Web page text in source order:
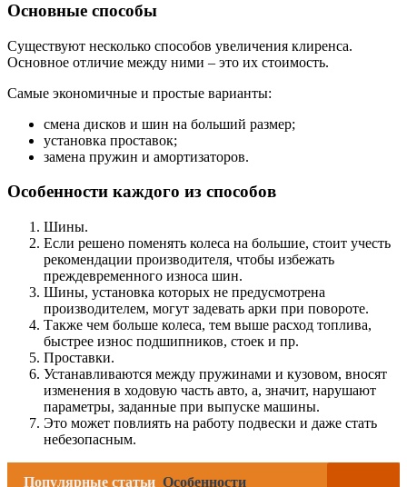
Основные способы
Существуют несколько способов увеличения клиренса.
Основное отличие между ними – это их стоимость.
Самые экономичные и простые варианты:
смена дисков и шин на больший размер;
установка проставок;
замена пружин и амортизаторов.
Особенности каждого из способов
Шины.
Если решено поменять колеса на большие, стоит учесть
рекомендации производителя, чтобы избежать
преждевременного износа шин.
Шины, установка которых не предусмотрена
производителем, могут задевать арки при повороте.
Также чем больше колеса, тем выше расход топлива,
быстрее износ подшипников, стоек и пр.
Проставки.
Устанавливаются между пружинами и кузовом, вносят
изменения в ходовую часть авто, а, значит, нарушают
параметры, заданные при выпуске машины.
Это может повлиять на работу подвески и даже стать
небезопасным.
Популярные статьи Особенности